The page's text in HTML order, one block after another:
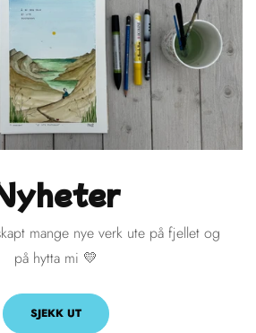
mange nye verk ute på fjellet og
på hytta mi 💛
SJEKK UT